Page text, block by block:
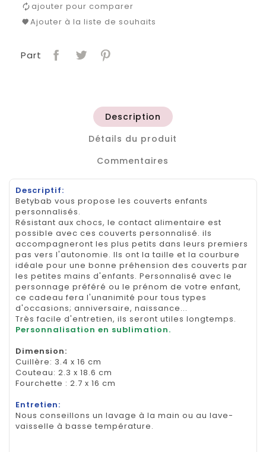
ajouter pour comparer
Ajouter à la liste de souhaits
Part
Description
Détails du produit
Commentaires
Descriptif:
Betybab vous propose les couverts enfants
personnalisés.
Résistant aux chocs, le contact alimentaire est
possible avec ces couverts personnalisé. ils
accompagneront les plus petits dans leurs premiers
pas vers l'autonomie. Ils ont la taille et la courbure
idéale pour une bonne préhension des couverts par
les petites mains d'enfants. Personnalisé avec le
personnage préféré ou le prénom de votre enfant,
ce cadeau fera l'unanimité pour tous types
d'occasions; anniversaire, naissance...
Très facile d'entretien, ils seront utiles longtemps.
Personnalisation en sublimation.
Dimension:
Cuillère: 3.4 x 16 cm
Couteau: 2.3 x 18.6 cm
Fourchette : 2.7 x 16 cm
Entretien:
Nous conseillons un lavage à la main ou au lave-
vaisselle à basse température.